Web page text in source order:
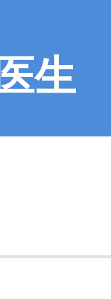
生